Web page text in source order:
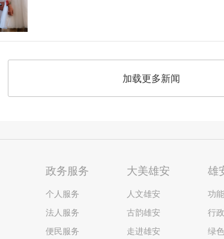
加载更多新闻
政务服务
个人服务
法人服务
便民服务
大美雄安
人文雄安
古韵雄安
走进雄安
雄
功
行
绿